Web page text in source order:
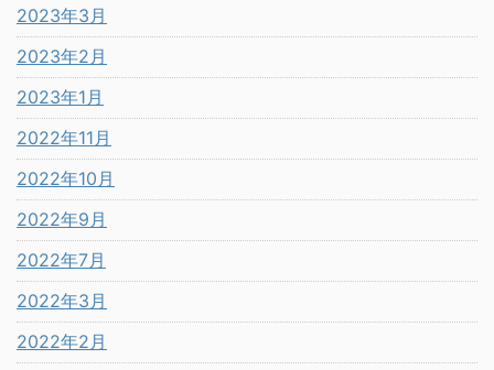
2023年3月
2023年2月
2023年1月
2022年11月
2022年10月
2022年9月
2022年7月
2022年3月
2022年2月